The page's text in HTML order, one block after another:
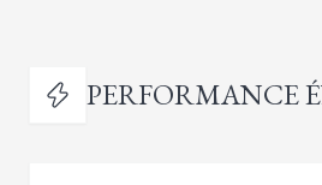
PERFORMANCE